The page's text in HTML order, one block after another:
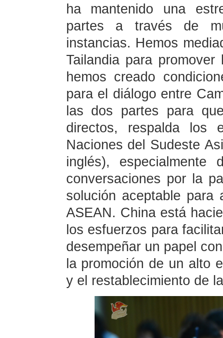
ha mantenido una
partes a través de
instancias. Hemos
Tailandia para
hemos creado
para el diálogo entre
las dos partes para
directos, respalda los
Naciones del Sudeste
inglés), especialmente
conversaciones por la
solución aceptable
ASEAN. China está
los esfuerzos para
desempeñar un papel
la promoción de un alto
y el restablecimiento de